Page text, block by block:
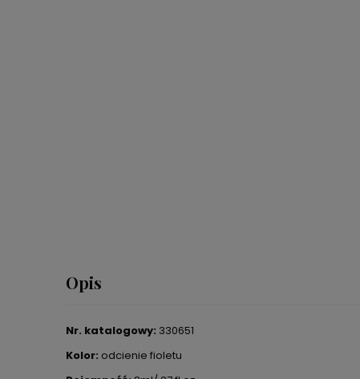
Opis
Nr. katalogowy: 330651
Kolor: odcienie fioletu